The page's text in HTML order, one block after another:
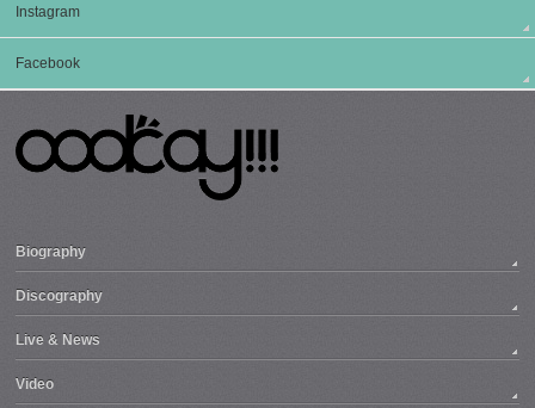
Instagram
Facebook
Biography
Discography
Live & News
Video